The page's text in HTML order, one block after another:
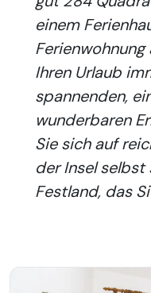
einem
Ferienwohnung
Ihren Urlaub
spannenden,
wunderbaren
Sie sich auf
der Insel
Festland, das